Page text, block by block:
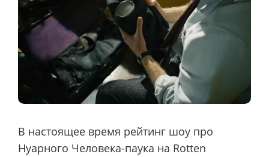
В настоящее время рейтинг шоу про
Нуарного Человека-паука на Rotten